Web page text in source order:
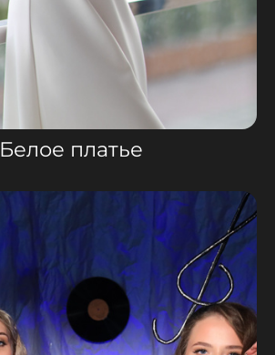
Белое платье